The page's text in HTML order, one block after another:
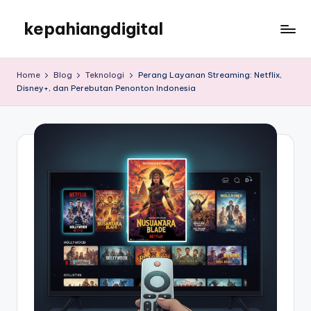
content
kepahiangdigital
Home Blog Teknologi
Perang Layanan Streaming: Netflix,
Disney+, dan Perebutan Penonton Indonesia